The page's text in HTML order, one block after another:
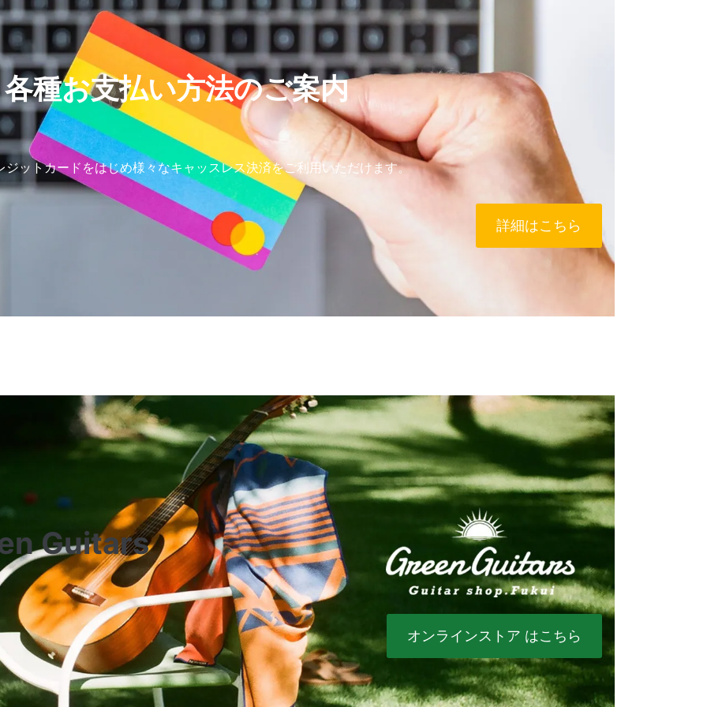
各種お支払い方法のご案内
ジットカードをはじめ様々なキャッスレス決済をご利用いただけます。
詳細はこちら
Guitars
オンラインストア はこちら